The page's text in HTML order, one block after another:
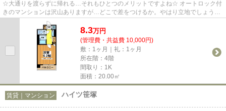
☆大通りを渡らずに帰れる…それもひとつのメリットですよね☆ オートロック付
きのマンションは沢山ありますが…どこで差をつけるか。やはり立地でしょう！
大きな道も渡らず駅から一本道。...
8.3万円
(管理費・共益費 10,000円)
敷：1ヶ月｜礼：1ヶ月
所在階：4階
間取り：1K
面積：20.00㎡
賃貸｜マンション ハイツ笹塚